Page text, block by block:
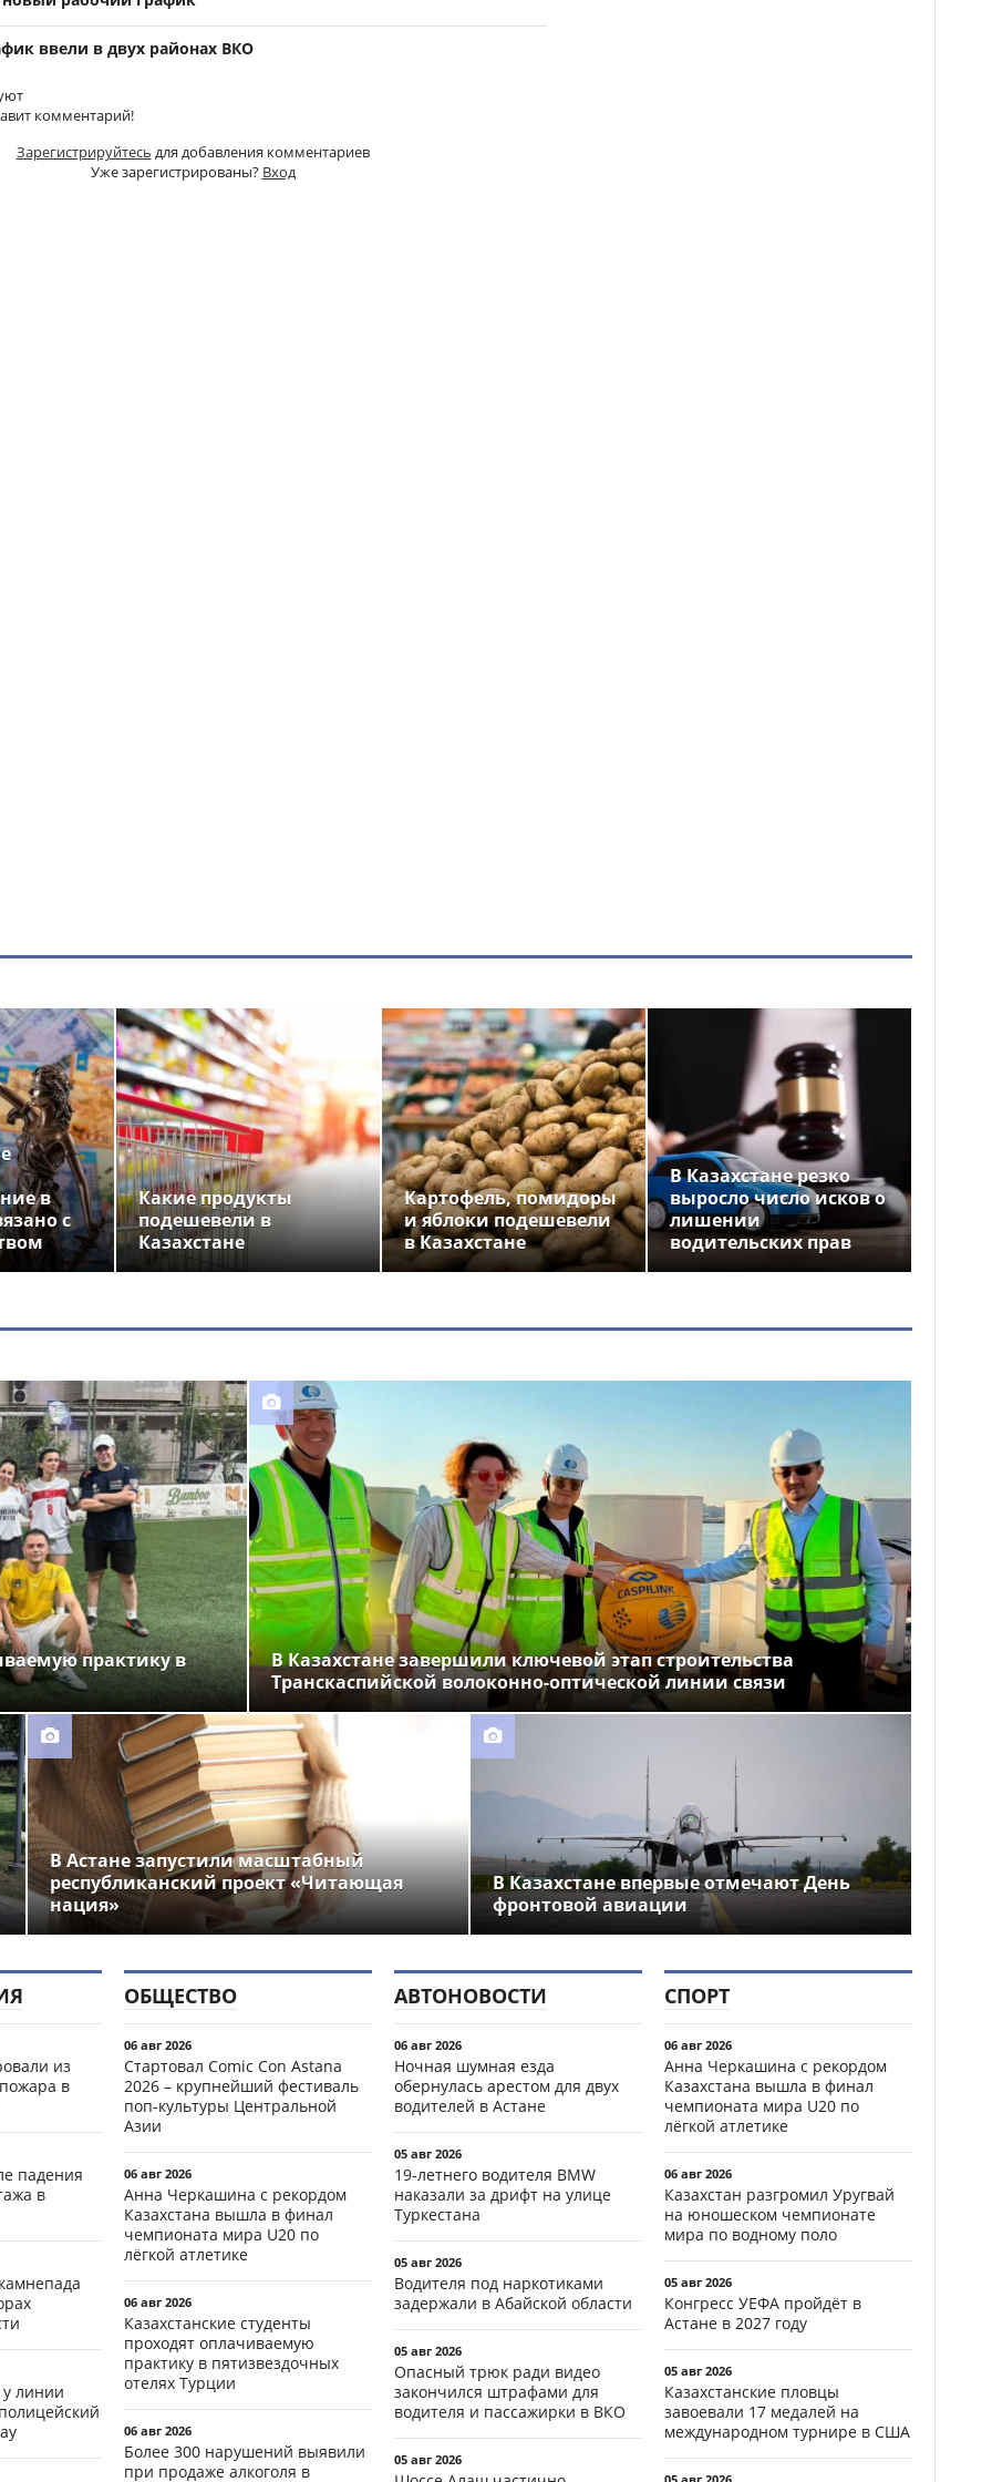
ввели в двух районах ВКО
комментарий!
Зарегистрируйтесь для добавления комментариев
Уже зарегистрированы? Вход
в
с
Какие продукты
подешевели в
Казахстане
Картофель, помидоры
и яблоки подешевели
в Казахстане
В Казахстане резко
выросло число исков о
лишении
водительских прав
практику в
В Казахстане завершили ключевой этап строительства
Транскаспийской волоконно-оптической линии связи
В Астане запустили масштабный
республиканский проект «Читающая
нация»
В Казахстане впервые отмечают День
фронтовой авиации
из
в
падения
в
у линии
ОБЩЕСТВО
06 авг 2026
Стартовал Comic Con Astana
2026 – крупнейший фестиваль
поп-культуры Центральной
Азии
06 авг 2026
Анна Черкашина с рекордом
Казахстана вышла в финал
чемпионата мира U20 по
лёгкой атлетике
06 авг 2026
Казахстанские студенты
проходят оплачиваемую
практику в пятизвездочных
отелях Турции
06 авг 2026
Более 300 нарушений выявили
при продаже алкоголя в
АВТОНОВОСТИ
06 авг 2026
Ночная шумная езда
обернулась арестом для двух
водителей в Астане
05 авг 2026
19-летнего водителя BMW
наказали за дрифт на улице
Туркестана
05 авг 2026
Водителя под наркотиками
задержали в Абайской области
05 авг 2026
Опасный трюк ради видео
закончился штрафами для
водителя и пассажирки в ВКО
05 авг 2026
СПОРТ
06 авг 2026
Анна Черкашина с рекордом
Казахстана вышла в финал
чемпионата мира U20 по
лёгкой атлетике
06 авг 2026
Казахстан разгромил Уругвай
на юношеском чемпионате
мира по водному поло
05 авг 2026
Конгресс УЕФА пройдёт в
Астане в 2027 году
05 авг 2026
Казахстанские пловцы
завоевали 17 медалей на
международном турнире в США